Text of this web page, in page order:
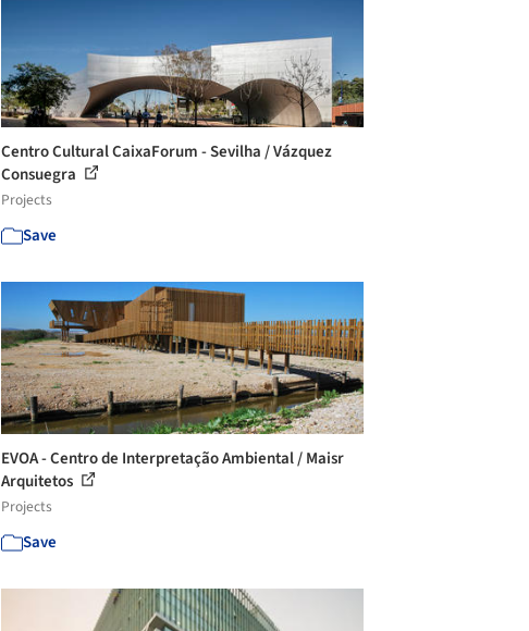
Centro Cultural CaixaForum - Sevilha / Vázquez
Consuegra
Projects
Save
EVOA - Centro de Interpretação Ambiental / Maisr
Arquitetos
Projects
Save